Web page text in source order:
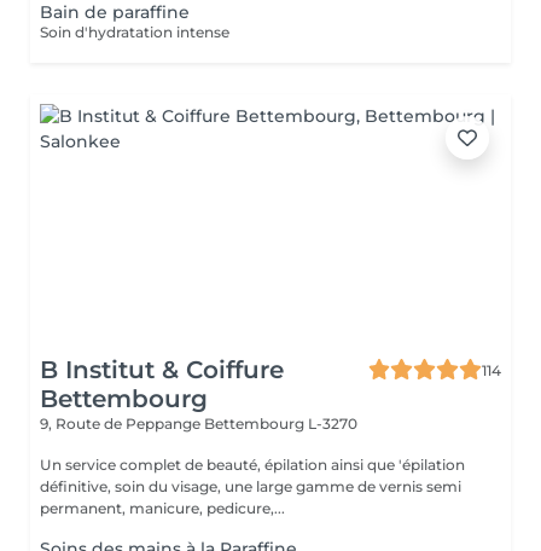
Bain de paraffine
Soin d'hydratation intense
B Institut & Coiffure
Bettembourg
114
9, Route de Peppange Bettembourg L-3270
Un service complet de beauté, épilation ainsi que 'épilation
définitive, soin du visage, une large gamme de vernis semi
permanent, manicure, pedicure,...